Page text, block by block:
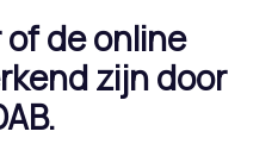
de online
zijn door